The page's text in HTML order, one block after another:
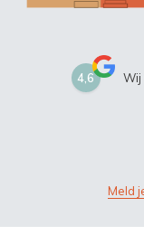
4,6 Wij
Meld